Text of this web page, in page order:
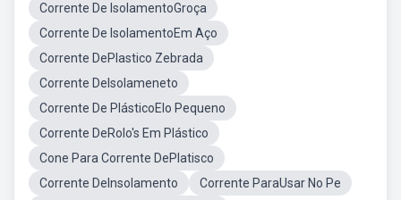
Corrente De IsolamentoGroça
Corrente De IsolamentoEm Aço
Corrente DePlastico Zebrada
Corrente DeIsolameneto
Corrente De PlásticoElo Pequeno
Corrente DeRolo's Em Plástico
Cone Para Corrente DePlatisco
Corrente DeInsolamento
Corrente ParaUsar No Pe